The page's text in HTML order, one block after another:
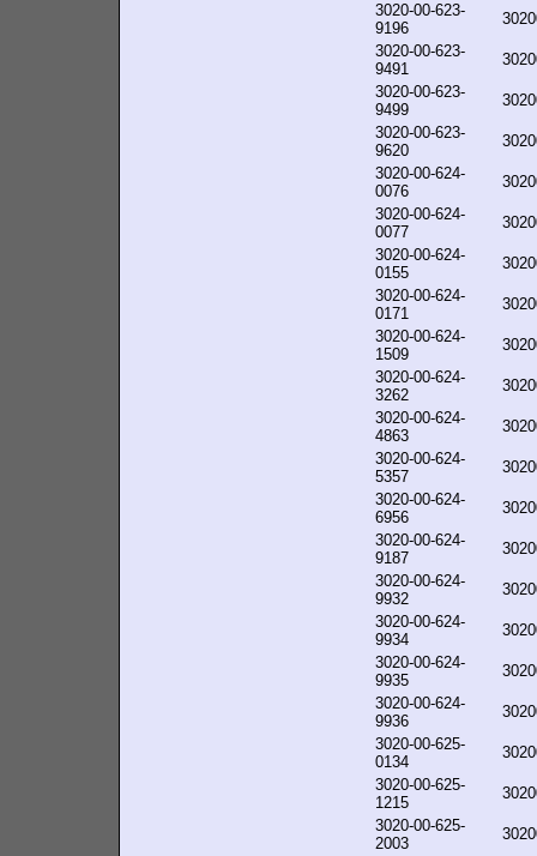
3020-00-623-
9196
3020-00-623-
9491
3020-00-623-
9499
3020-00-623-
9620
3020-00-624-
0076
3020-00-624-
0077
3020-00-624-
0155
3020-00-624-
0171
3020-00-624-
1509
3020-00-624-
3262
3020-00-624-
4863
3020-00-624-
5357
3020-00-624-
6956
3020-00-624-
9187
3020-00-624-
9932
3020-00-624-
9934
3020-00-624-
9935
3020-00-624-
9936
3020-00-625-
0134
3020-00-625-
1215
3020-00-625-
2003